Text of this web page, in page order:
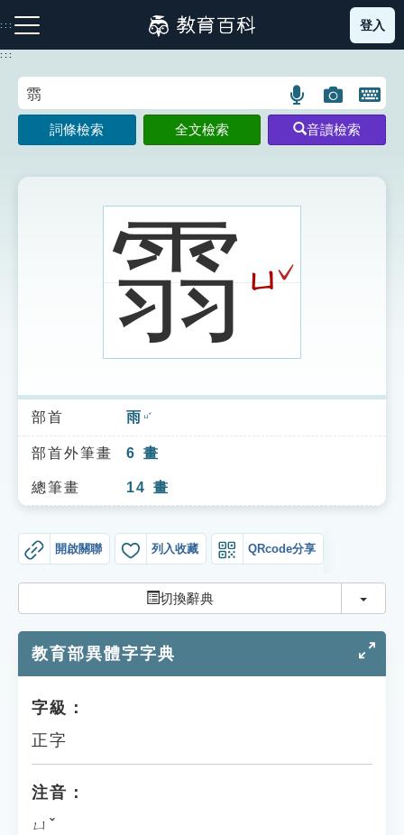
到
主
:::
注音索引圖示 筆畫索引圖示 部首索引表圖示
索引選單
知識索引
單字索引
貓頭鷹博士
登入
:::
語
言
搜
示
圖
片
搜
開
鍵
圖
詞條檢索 全文檢索 音讀檢索
䨒ㄩ ˇ
部首 雨 ㄩˇ
部首外筆畫 6 畫
總筆畫 14 畫
開啟關聯 列入收藏 QRcode分享
切換辭典 切換
教育部異體字字典
字級：
正字
注音：
ㄩˇ